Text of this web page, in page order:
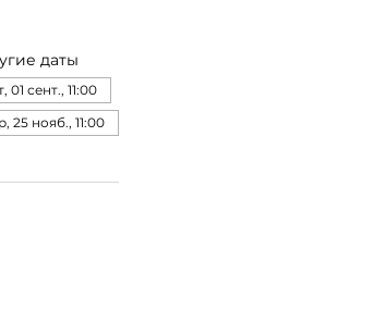
даты
01 сент., 11:00
25 нояб., 11:00